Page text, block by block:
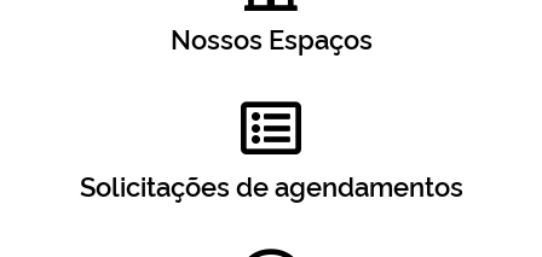
Nossos Espaços
Solicitações de agendamentos